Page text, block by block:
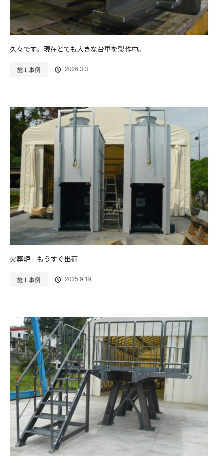
久々です。現在とても大きな台車を製作中。
施工事例 2026.3.3
火葬炉 もうすぐ出荷
施工事例 2025.9.19